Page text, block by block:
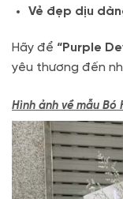
Vẻ đẹp dịu
Hãy để “Purple
yêu thương đến
Hình ảnh về mẫu Bó